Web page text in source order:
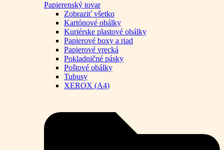
Papierenský tovar
Zobraziť všetko
Kartónové obálky
Kuriérske plastové obálky
Papierové boxy a riad
Papierové vrecká
Pokladničné pásky
Poštové obálky
Tubusy
XEROX (A4)